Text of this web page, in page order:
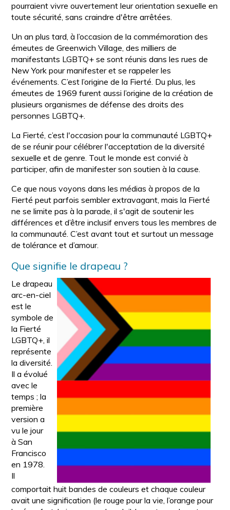
pourraient vivre ouvertement leur orientation sexuelle en
toute sécurité, sans craindre d'être arrêtées.
Un an plus tard, à l’occasion de la commémoration des
émeutes de Greenwich Village, des milliers de
manifestants LGBTQ+ se sont réunis dans les rues de
New York pour manifester et se rappeler les
événements. C’est l’origine de la Fierté. Du plus, les
émeutes de 1969 furent aussi l’origine de la création de
plusieurs organismes de défense des droits des
personnes LGBTQ+.
La Fierté, c’est l'occasion pour la communauté LGBTQ+
de se réunir pour célébrer l'acceptation de la diversité
sexuelle et de genre. Tout le monde est convié à
participer, afin de manifester son soutien à la cause.
Ce que nous voyons dans les médias à propos de la
Fierté peut parfois sembler extravagant, mais la Fierté
ne se limite pas à la parade, il s'agit de soutenir les
différences et d’être inclusif envers tous les membres de
la communauté. C’est avant tout et surtout un message
de tolérance et d’amour.
Que signifie le drapeau ?
Le drapeau
arc-en-ciel
est le
symbole de
la Fierté
LGBTQ+, il
représente
la diversité.
Il a évolué
avec le
temps ; la
première
version a
vu le jour
à San
Francisco
en 1978.
Il
comportait huit bandes de couleurs et chaque couleur
avait une signification (le rouge pour la vie, l’orange pour